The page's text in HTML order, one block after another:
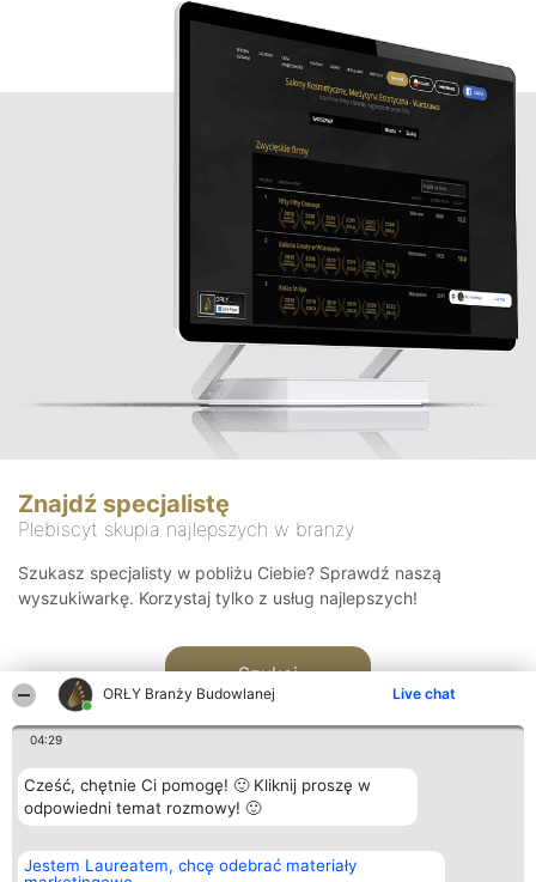
ORŁY Branży Budowlanej Live chat
04:29
Cześć, chętnie Ci pomogę! 🙂 Kliknij proszę w
odpowiedni temat rozmowy! 🙂
Jestem Laureatem, chcę odebrać materiały
Znajdź specjalistę
Plebiscyt skupia najlepszych w branży
Szukasz specjalisty w pobliżu Ciebie? Sprawdź naszą
wyszukiwarkę. Korzystaj tylko z usług najlepszych!
Szukaj
Organizator plebiscytu
Bright Side Solutions sp. z o.
Plebiscyt
Laureaci
Kontakt
Kontakt